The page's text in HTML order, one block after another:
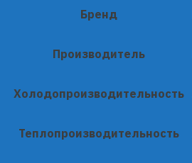
Бренд
Производитель
Холодопроизводительность
Теплопроизводительность